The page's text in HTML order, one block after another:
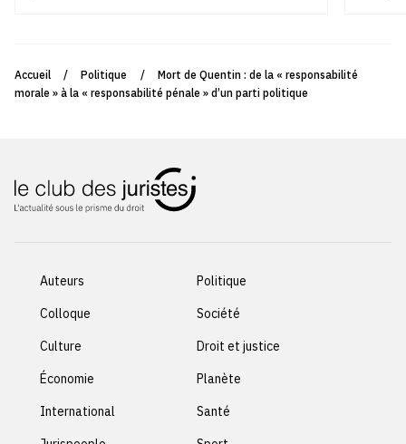
Accueil / Politique /
Mort de Quentin : de la « responsabilité
morale » à la « responsabilité pénale » d’un parti politique
Auteurs
Colloque
Culture
Économie
International
Politique
Société
Droit et justice
Planète
Santé